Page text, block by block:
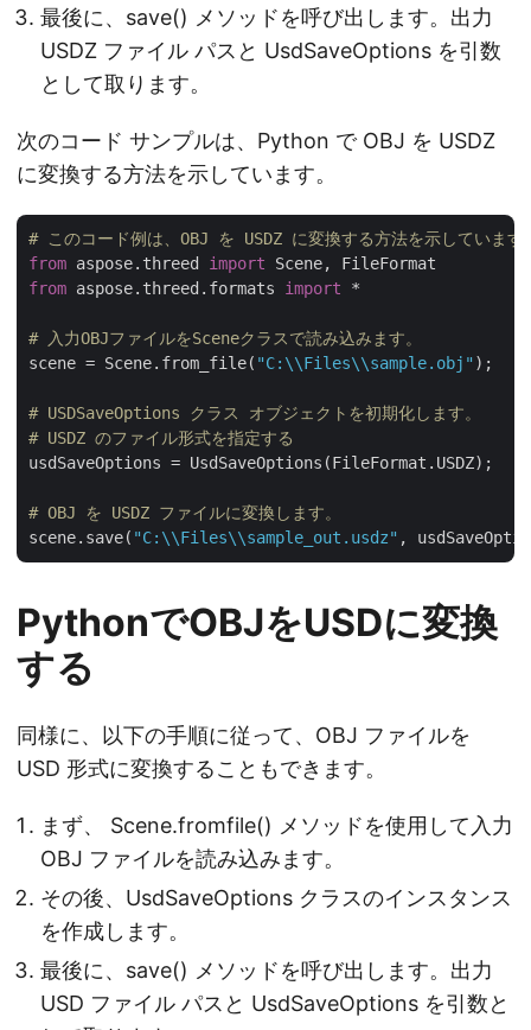
最後に、save() メソッドを呼び出します。出力
USDZ ファイル パスと UsdSaveOptions を引数
として取ります。
次のコード サンプルは、Python で OBJ を USDZ
に変換する方法を示しています。
# このコード例は、OBJ を USDZ に変換する方法を示しています
from aspose.threed import
from aspose.threed.formats import *
# 入力OBJファイルをSceneクラスで読み込みます。
scene = Scene.from_file( "C:\\Files\\sample.obj" );
# USDSaveOptions クラス オブジェクトを初期化します。
# USDZ のファイル形式を指定する
usdSaveOptions = UsdSaveOptions(FileFormat.USDZ);
# OBJ を USDZ ファイルに変換します。
scene.save( "C:\\Files\\sample_out.usdz"
PythonでOBJをUSDに変換
する
同様に、以下の手順に従って、OBJ ファイルを
USD 形式に変換することもできます。
まず、 Scene.fromfile() メソッドを使用して入力
OBJ ファイルを読み込みます。
その後、UsdSaveOptions クラスのインスタンス
を作成します。
最後に、save() メソッドを呼び出します。出力
USD ファイル パスと UsdSaveOptions を引数と